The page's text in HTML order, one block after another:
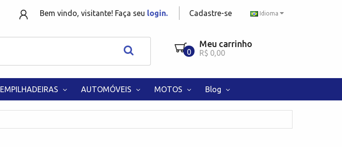
Idioma
Bem vindo, visitante! Faça seu login. Cadastre-se
0
Meu carrinho
R$ 0,00
EMPILHADEIRAS AUTOMÓVEIS MOTOS Blog